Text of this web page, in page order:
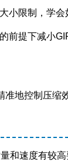
小限制，学会
前提下减小
准地控制压缩
和速度有较高